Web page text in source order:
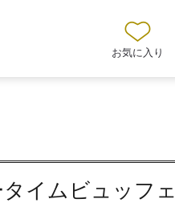
お気に入り
イムビュッフェ